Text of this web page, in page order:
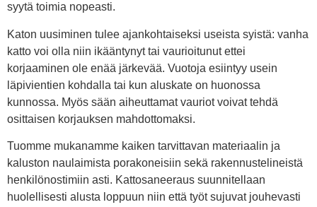
syytä toimia nopeasti.
Katon uusiminen tulee ajankohtaiseksi useista syistä: vanha
katto voi olla niin ikääntynyt tai vaurioitunut ettei
korjaaminen ole enää järkevää. Vuotoja esiintyy usein
läpivientien kohdalla tai kun aluskate on huonossa
kunnossa. Myös sään aiheuttamat vauriot voivat tehdä
osittaisen korjauksen mahdottomaksi.
Tuomme mukanamme kaiken tarvittavan materiaalin ja
kaluston naulaimista porakoneisiin sekä rakennustelineistä
henkilönostimiin asti. Kattosaneeraus suunnitellaan
huolellisesti alusta loppuun niin että työt sujuvat jouhevasti